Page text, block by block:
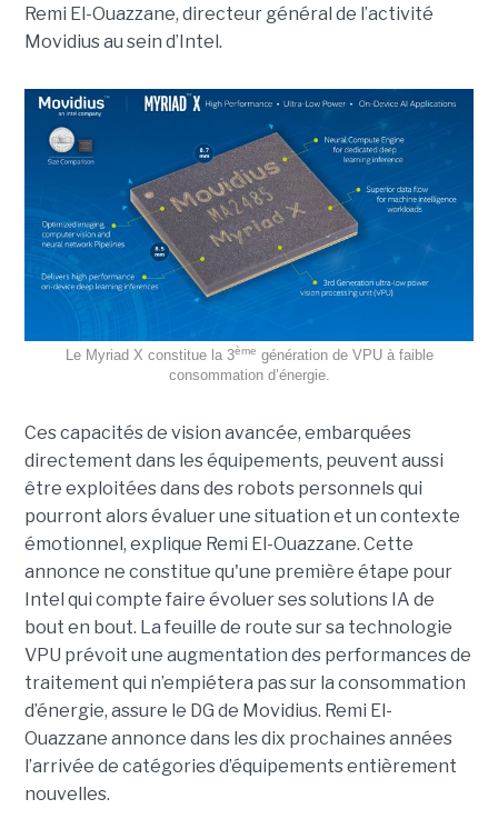
Remi El-Ouazzane, directeur général de l’activité
Movidius au sein d’Intel.
Le Myriad X constitue la 3ème génération de VPU à faible
consommation d’énergie.
Ces capacités de vision avancée, embarquées
directement dans les équipements, peuvent aussi
être exploitées dans des robots personnels qui
pourront alors évaluer une situation et un contexte
émotionnel, explique Remi El-Ouazzane. Cette
annonce ne constitue qu'une première étape pour
Intel qui compte faire évoluer ses solutions IA de
bout en bout. La feuille de route sur sa technologie
VPU prévoit une augmentation des performances de
traitement qui n’empiétera pas sur la consommation
d’énergie, assure le DG de Movidius. Remi El-
Ouazzane annonce dans les dix prochaines années
l’arrivée de catégories d’équipements entièrement
nouvelles.